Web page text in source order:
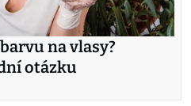
na vlasy?
otázku